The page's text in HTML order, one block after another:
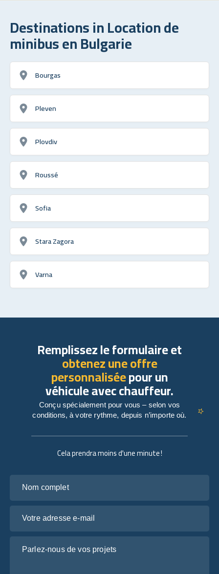
Destinations in Location de
minibus en Bulgarie
Bourgas
Pleven
Plovdiv
Roussé
Sofia
Stara Zagora
Varna
Cela prendra moins d'une minute !
Remplissez le formulaire et
obtenez une offre
personnaliséepour un
véhicule avec chauffeur.
Conçu spécialement pour vous – selon vos
conditions, à votre rythme, depuis n’importe où.